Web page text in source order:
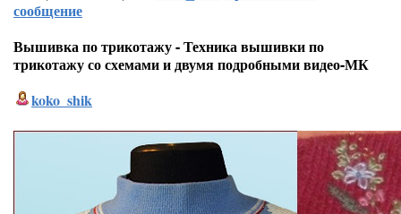
сообщение
Вышивка по трикотажу - Техника вышивки по
трикотажу со схемами и двумя подробными видео-МК
koko_shik